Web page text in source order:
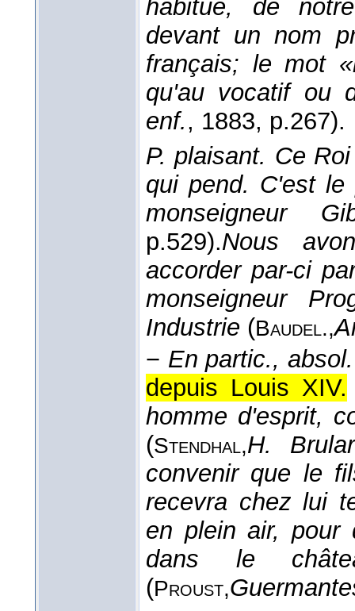
habitué, de
devant un nom
français; le mot
qu'au vocatif ou
enf., 1883, p.267).
P. plaisant. Ce
qui pend. C'est le
monseigneur
p.529).Nous
accorder par-ci
monseigneur
Industrie (Baudel.,
− En partic., absol.
depuis Louis XIV.
homme d'esprit,
(Stendhal,H.
convenir que le
recevra chez lui
en plein air, pour
dans le
(Proust,